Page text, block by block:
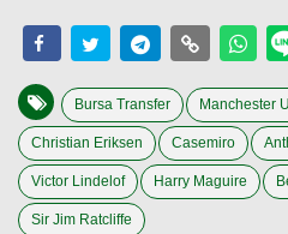
Bursa Transfer Manchester
Christian Eriksen Casemiro
Victor Lindelof Harry Maguire
Sir Jim Ratcliffe